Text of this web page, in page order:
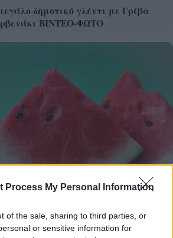
Process My Personal Information
of the sale, sharing to third parties, or
or sensitive information for
δημοτικό γλέντι με Γρίβα
ΒΙΝΤΕΟ-ΦΩΤΟ
βάζεις ΠΟΤΕ μαχαίρι σε